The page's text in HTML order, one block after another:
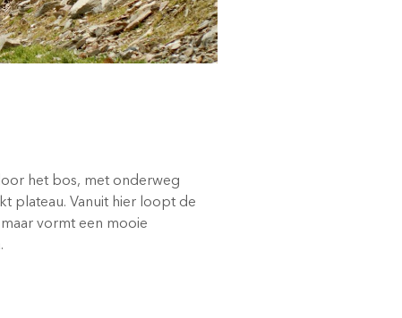
het bos, met onderweg
plateau. Vanuit hier loopt de
vormt een mooie